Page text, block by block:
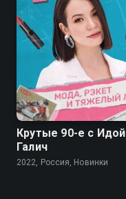
Крутые 90-е с Идой
Галич
2022, Россия, Новинки